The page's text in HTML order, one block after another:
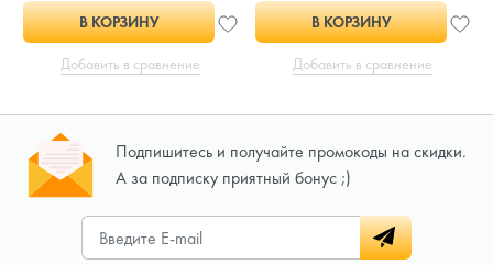
В КОРЗИНУ
Добавить в сравнение
В КОРЗИНУ
Добавить в сравнение
Подпишитесь и получайте промокоды на скидки.
А за подписку приятный бонус ;)